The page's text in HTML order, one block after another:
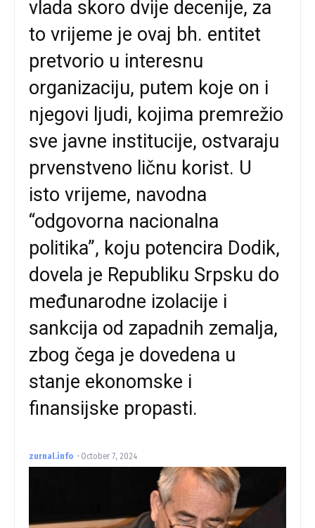
vlada skoro dvije decenije, za
to vrijeme je ovaj bh. entitet
pretvorio u interesnu
organizaciju, putem koje on i
njegovi ljudi, kojima premrežio
sve javne institucije, ostvaraju
prvenstveno ličnu korist. U
isto vrijeme, navodna
“odgovorna nacionalna
politika”, koju potencira Dodik,
dovela je Republiku Srpsku do
međunarodne izolacije i
sankcija od zapadnih zemalja,
zbog čega je dovedena u
stanje ekonomske i
finansijske propasti.
zurnal.info - October 7, 2024